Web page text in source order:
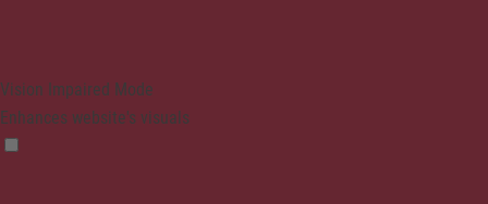
Vision Impaired Mode
Enhances website's visuals